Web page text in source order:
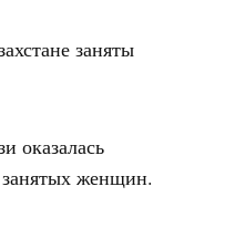
заняты
оказалась
женщин.